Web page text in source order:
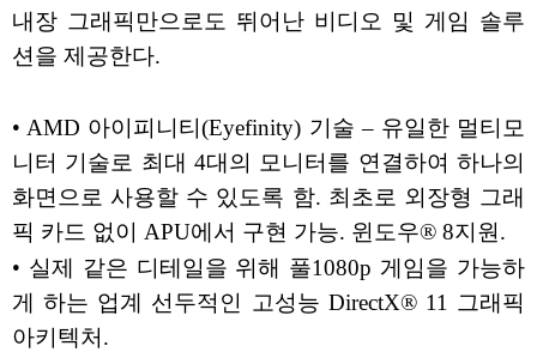
내장 그래픽만으로도 뛰어난 비디오 및 게임 솔루
션을 제공한다.
• AMD 아이피니티(Eyefinity) 기술 – 유일한 멀티모
니터 기술로 최대 4대의 모니터를 연결하여 하나의
화면으로 사용할 수 있도록 함. 최초로 외장형 그래
픽 카드 없이 APU에서 구현 가능. 윈도우® 8지원.
• 실제 같은 디테일을 위해 풀1080p 게임을 가능하
게 하는 업계 선두적인 고성능 DirectX® 11 그래픽
아키텍처.